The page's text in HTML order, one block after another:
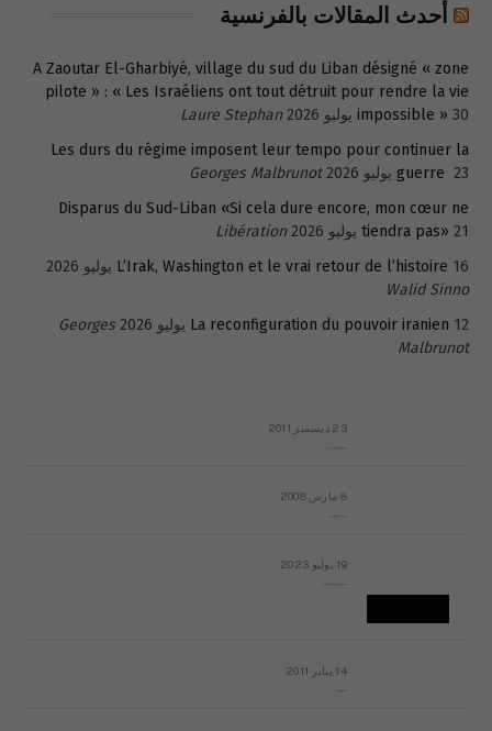
أحدث المقالات بالفرنسية
A Zaoutar El-Gharbiyé, village du sud du Liban désigné « zone
pilote » : « Les Israéliens ont tout détruit pour rendre la vie
impossible » 30 يوليو 2026
Laure Stephan
Les durs du régime imposent leur tempo pour continuer la
guerre 23 يوليو 2026
Georges Malbrunot
Disparus du Sud-Liban «Si cela dure encore, mon cœur ne
tiendra pas» 21 يوليو 2026
Libération
L’Irak, Washington et le vrai retour de l’histoire 16 يوليو 2026
Walid Sinno
La reconfiguration du pouvoir iranien 12 يوليو 2026
Georges
Malbrunot
23 ديسمبر 2011
8 مارس 2008
19 يوليو 2023
14 يناير 2011